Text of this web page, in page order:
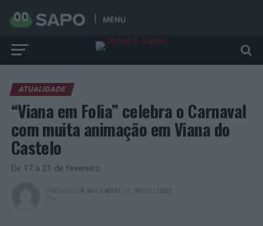
MENU
ATUALIDADE
“Viana em Folia” celebra o Carnaval
com muita animação em Viana do
Castelo
De 17 a 21 de fevereiro
Publicado 4 anos atrás on 30/01/2023
Por